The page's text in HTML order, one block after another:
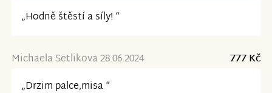
„Hodně štěstí a síly! “
Michaela Setlikova 28.06.2024
777 Kč
„Drzim palce,misa “